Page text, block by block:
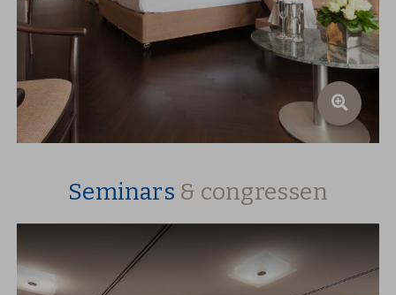
Seminars & congressen